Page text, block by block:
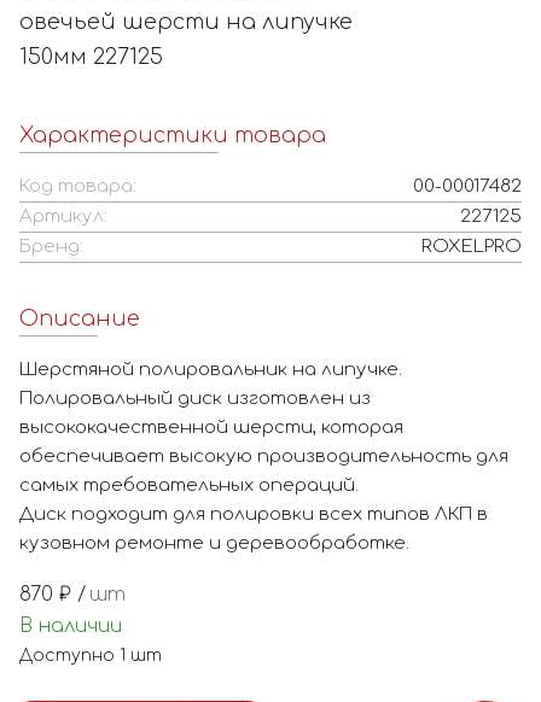
овечьей шерсти на липучке
150мм 227125
Характеристики товара
Код товара:
00-00017482
Артикул:
227125
Бренд:
ROXELPRO
Описание
Шерстяной полировальник на липучке.
Полировальный диск изготовлен из
высококачественной шерсти, которая
обеспечивает высокую производительность для
самых требовательных операций.
Диск подходит для полировки всех типов ЛКП в
кузовном ремонте и деревообработке.
870 ₽ / шт
В наличии
Доступно 1 шт